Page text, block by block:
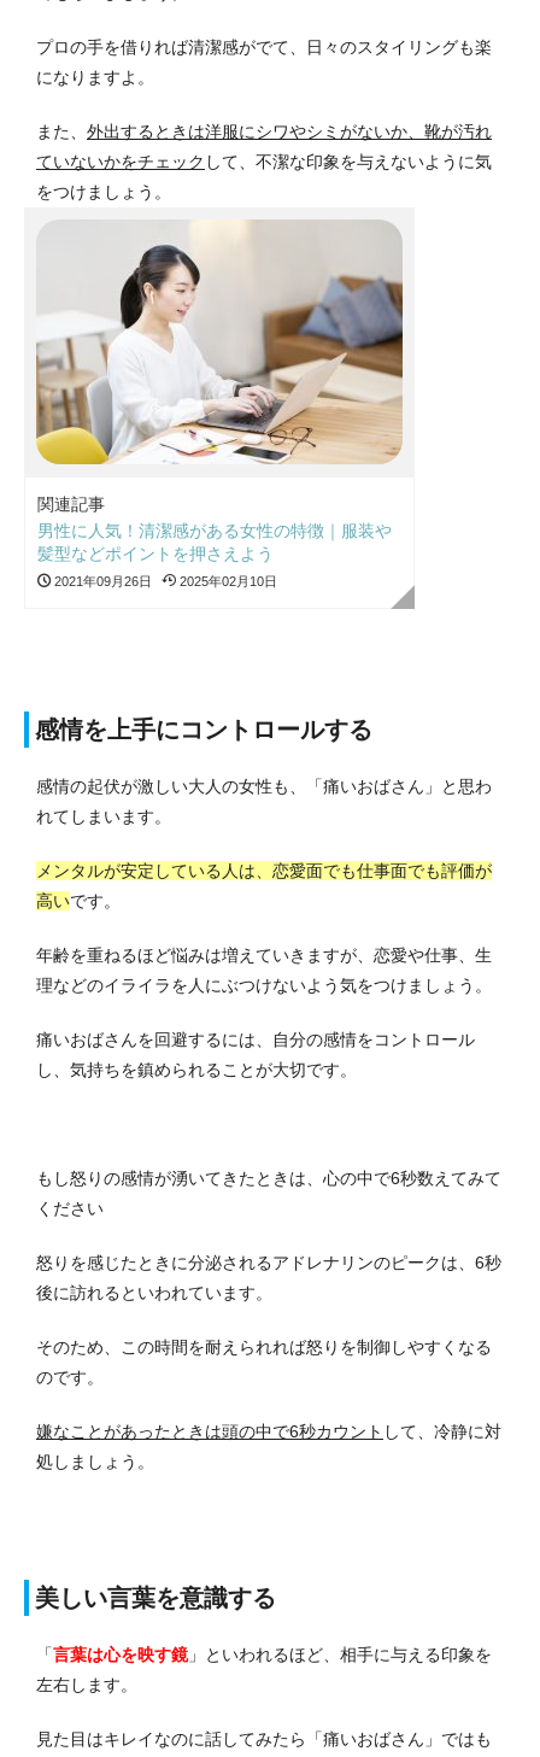
プロの手を借りれば清潔感がでて、日々のスタイリングも楽
になりますよ。
また、 外出するときは洋服にシワやシミがないか、靴が汚れ
ていないかをチェック して、不潔な印象を与えないように気
をつけましょう。
関連記事
男性に人気！清潔感がある女性の特徴｜服装や
髪型などポイントを押さえよう
2021年09月26日 2025年02月10日
感情を上手にコントロールする
感情の起伏が激しい大人の女性も、「痛いおばさん」と思わ
れてしまいます。
メンタルが安定している人は、恋愛面でも仕事面でも評価が
高いです。
年齢を重ねるほど悩みは増えていきますが、恋愛や仕事、生
理などのイライラを人にぶつけないよう気をつけましょう。
痛いおばさんを回避するには、自分の感情をコントロール
し、気持ちを鎮められることが大切です。
もし怒りの感情が湧いてきたときは、心の中で6秒数えてみて
ください
怒りを感じたときに分泌されるアドレナリンのピークは、6秒
後に訪れるといわれています。
そのため、この時間を耐えられれば怒りを制御しやすくなる
のです。
嫌なことがあったときは頭の中で6秒カウント して、冷静に対
処しましょう。
美しい言葉を意識する
「言葉は心を映す鏡」といわれるほど、相手に与える印象を
左右します。
見た目はキレイなのに話してみたら「痛いおばさん」ではも